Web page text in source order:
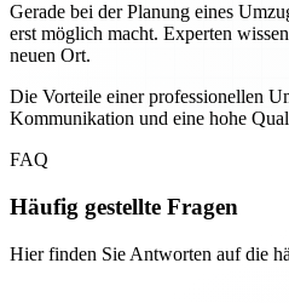
Gerade bei der Planung eines
erst möglich macht. Experten
neuen Ort.
Die Vorteile einer professionellen
Kommunikation und eine hohe
FAQ
Häufig gestellte Fragen
Hier finden Sie Antworten auf die